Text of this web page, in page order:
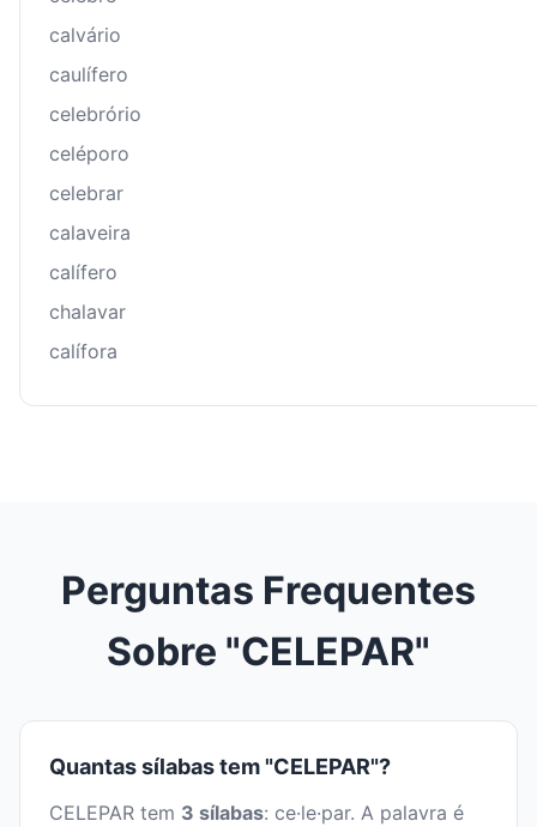
calvário
caulífero
celebrório
celéporo
celebrar
calaveira
calífero
chalavar
calífora
Perguntas Frequentes
Sobre "CELEPAR"
Quantas sílabas tem "CELEPAR"?
CELEPAR tem 3 sílabas: ce·le·par. A palavra é